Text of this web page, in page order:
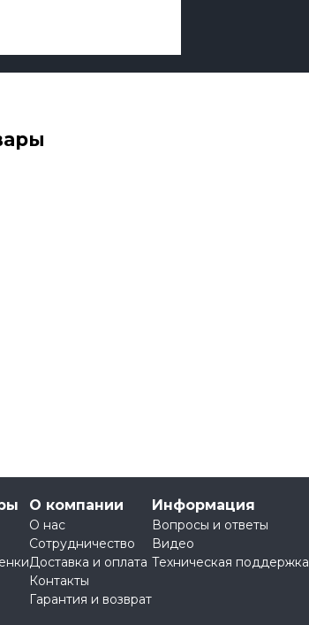
О компании
О нас
Сотрудничество
Доставка и оплата
Контакты
Гарантия и возврат
Информация
Вопросы и ответы
Видео
Техническая поддержка